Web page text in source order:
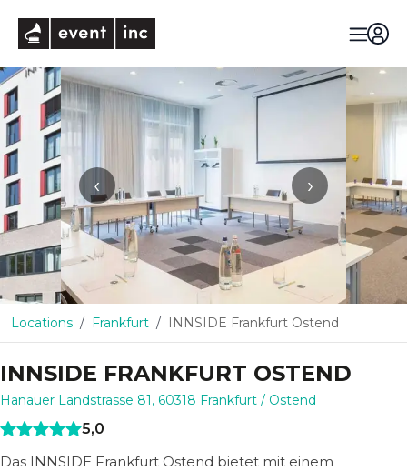
‹ ›
Locations Frankfurt INNSIDE Frankfurt Ostend
INNSIDE FRANKFURT OSTEND
Hanauer Landstrasse 81, 60318 Frankfurt / Ostend
5,0
Das INNSIDE Frankfurt Ostend bietet mit einem